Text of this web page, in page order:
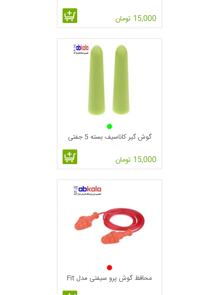
15,000 تومان
گوش گیر کاناسیف بسته 5 جفتی
15,000 تومان
محافظ گوش پرو سیفتی مدل Fit